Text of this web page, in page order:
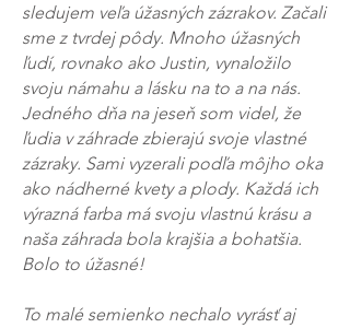
sledujem veľa úžasných zázrakov. Začali
sme z tvrdej pôdy. Mnoho úžasných
ľudí, rovnako ako Justin, vynaložilo
svoju námahu a lásku na to a na nás.
Jedného dňa na jeseň som videl, že
ľudia v záhrade zbierajú svoje vlastné
zázraky. Sami vyzerali podľa môjho oka
ako nádherné kvety a plody. Každá ich
výrazná farba má svoju vlastnú krásu a
naša záhrada bola krajšia a bohatšia.
Bolo to úžasné!
To malé semienko nechalo vyrásť aj